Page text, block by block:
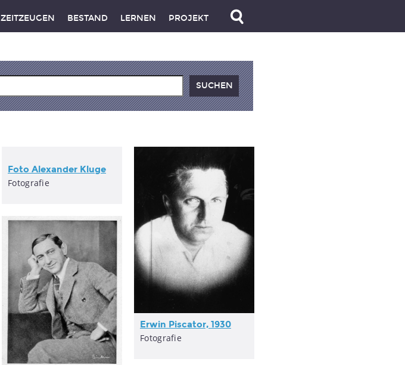
ZEITZEUGEN BESTAND LERNEN PROJEKT
Foto Alexander Kluge
Fotografie
Erwin Piscator, 1930
Fotografie